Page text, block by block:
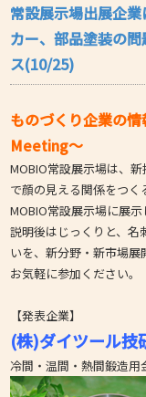
常設展示場出展企
カー、部品塗装の
ス(10/25)
ものづくり企業の
Meeting～
MOBIO常設展示場は、
で顔の見える関係をつく
MOBIO常設展示場に展
説明後はじっくりと、
いを、新分野・新市場展
お気軽に参加ください。
【発表企業】
(株)ダイツール技
冷間・温間・熱間鍛造用